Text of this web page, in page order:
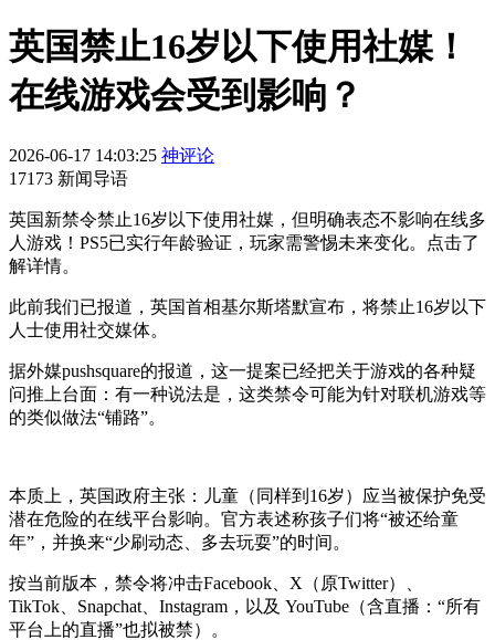
英国禁止16岁以下使用社媒！
在线游戏会受到影响？
2026-06-17 14:03:25 神评论
17173 新闻导语
英国新禁令禁止16岁以下使用社媒，但明确表态不影响在线多
人游戏！PS5已实行年龄验证，玩家需警惕未来变化。点击了
解详情。
此前我们已报道，英国首相基尔斯塔默宣布，将禁止16岁以下
人士使用社交媒体。
据外媒pushsquare的报道，这一提案已经把关于游戏的各种疑
问推上台面：有一种说法是，这类禁令可能为针对联机游戏等
的类似做法“铺路”。
本质上，英国政府主张：儿童（同样到16岁）应当被保护免受
潜在危险的在线平台影响。官方表述称孩子们将“被还给童
年”，并换来“少刷动态、多去玩耍”的时间。
按当前版本，禁令将冲击Facebook、X（原Twitter）、
TikTok、Snapchat、Instagram，以及 YouTube（含直播：“所有
平台上的直播”也拟被禁）。